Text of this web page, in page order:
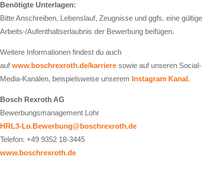
Benötigte Unterlagen:
Bitte Anschreiben, Lebenslauf, Zeugnisse und ggfs. eine gültige
Arbeits-/Aufenthaltserlaubnis der Bewerbung beifügen.
Weitere Informationen findest du auch
aufwww.boschrexroth.de/karriere sowie auf unseren Social-
Media-Kanälen, beispielsweise unserem Instagram Kanal.
Bosch Rexroth AG
Bewerbungsmanagement Lohr
HRL3-Lo.Bewerbung@boschrexroth.de
Telefon: +49 9352 18-3445
www.boschrexroth.de